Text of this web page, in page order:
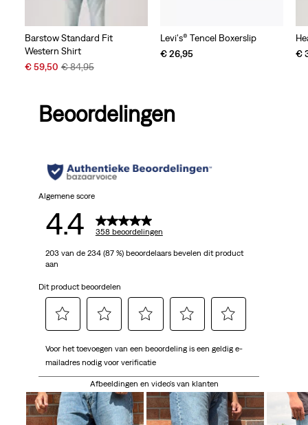
Barstow Standard Fit
Western Shirt
Sale
€ 59,50 Original
€ 84,95
Levi's® Tencel Boxerslip
€ 26,95
€
Beoordelingen
Algemene score
4.4 358 beoordelingen
203 van de 234 (87 %) beoordelaars bevelen dit product
aan
Dit product beoordelen
om
het
te
beoordelen
om
het
artikel
te
beoordelen
om
het
artikel
te
beoordelen
om
artikel
te
beoordelen
om
artikel
te
beoordelen
Voor het toevoegen van een beoordeling is een geldig e-
mailadres nodig voor verificatie
Afbeeldingen en video's van klanten